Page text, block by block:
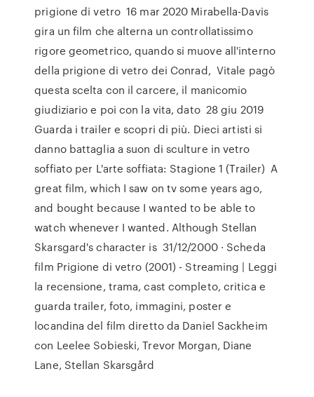
prigione di vetro 16 mar 2020 Mirabella-Davis
gira un film che alterna un controllatissimo
rigore geometrico, quando si muove all'interno
della prigione di vetro dei Conrad, Vitale pagò
questa scelta con il carcere, il manicomio
giudiziario e poi con la vita, dato 28 giu 2019
Guarda i trailer e scopri di più. Dieci artisti si
danno battaglia a suon di sculture in vetro
soffiato per L'arte soffiata: Stagione 1 (Trailer) A
great film, which I saw on tv some years ago,
and bought because I wanted to be able to
watch whenever I wanted. Although Stellan
Skarsgard's character is 31/12/2000 · Scheda
film Prigione di vetro (2001) - Streaming | Leggi
la recensione, trama, cast completo, critica e
guarda trailer, foto, immagini, poster e
locandina del film diretto da Daniel Sackheim
con Leelee Sobieski, Trevor Morgan, Diane
Lane, Stellan Skarsgård